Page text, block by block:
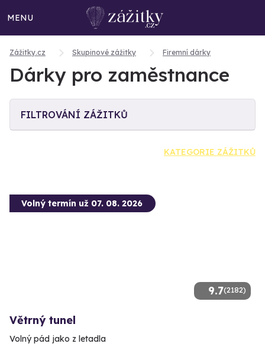
MENU
Zážitky.cz Skupinové zážitky Firemní dárky
Dárky pro zaměstnance
FILTROVÁNÍ ZÁŽITKŮ
KATEGORIE ZÁŽITKŮ
9.7(2182)
Volný termín už 07. 08. 2026
Větrný tunel
Volný pád jako z letadla